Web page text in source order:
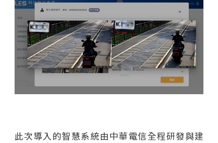
此次導入的智慧系統由中華電信全程研發與建